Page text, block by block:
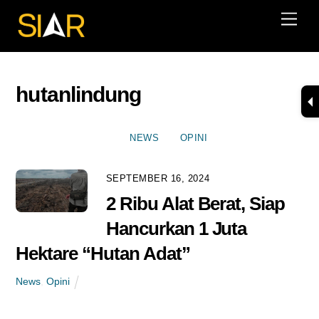
hutanlindung
NEWS OPINI
SEPTEMBER 16, 2024
2 Ribu Alat Berat, Siap
Hancurkan 1 Juta
Hektare “Hutan Adat”
News ,Opini